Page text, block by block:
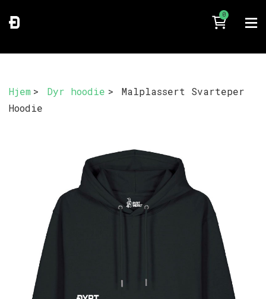
0
Hjem > Dyr hoodie >
Malplassert Svarteper
Hoodie